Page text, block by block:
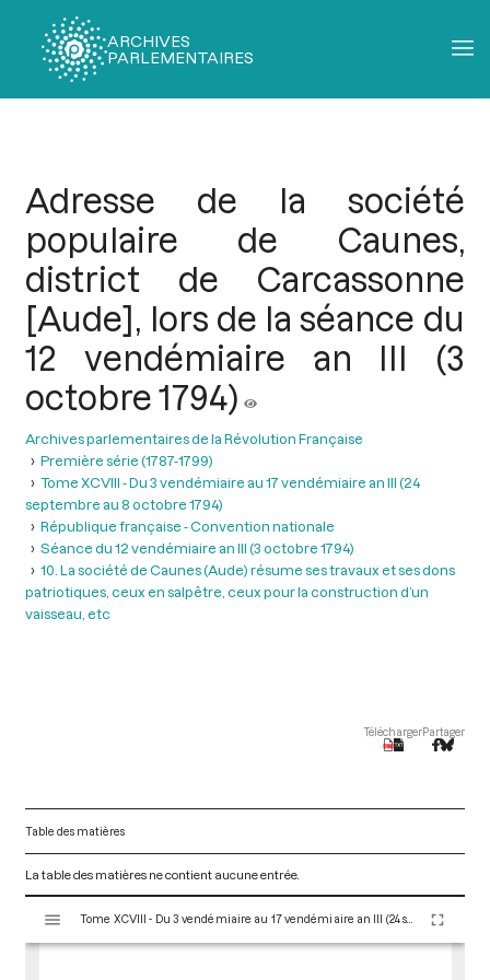
ARCHIVES
PARLEMENTAIRES
Adresse de la société
populaire de Caunes,
district de Carcassonne
[Aude], lors de la séance du
12 vendémiaire an III (3
octobre 1794)
Archives parlementaires de la Révolution Française
Première série (1787-1799)
Tome XCVIII - Du 3 vendémiaire au 17 vendémiaire an III (24
septembre au 8 octobre 1794)
République française - Convention nationale
Séance du 12 vendémiaire an III (3 octobre 1794)
10. La société de Caunes (Aude) résume ses travaux et ses dons
patriotiques, ceux en salpêtre, ceux pour la construction d’un
vaisseau, etc
TéléchargerPartager
Table des matières
La table des matières ne contient aucune entrée.
s